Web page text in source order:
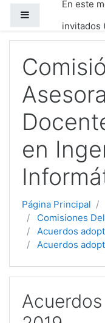
Salta al contenidoEn este
invitados
en
Página Principal
Comisiones
Acuerdos
Acuerdos